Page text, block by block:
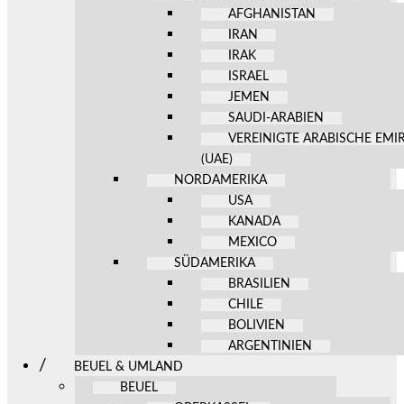
AFGHANISTAN
IRAN
IRAK
ISRAEL
JEMEN
SAUDI-ARABIEN
VEREINIGTE ARABISCHE
(UAE)
NORDAMERIKA
USA
KANADA
MEXICO
SÜDAMERIKA
BRASILIEN
CHILE
BOLIVIEN
ARGENTINIEN
BEUEL & UMLAND
BEUEL